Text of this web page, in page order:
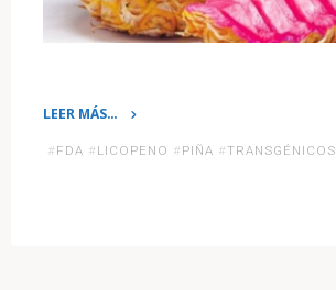
LEER MÁS…
# FDA # LICOPENO # PIÑA #TRANSGÉNICOS